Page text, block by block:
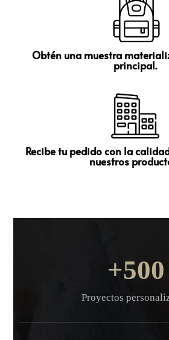
Obtén una muestra
principal.
Recibe tu pedido con la
nuestros
500
Proyectos